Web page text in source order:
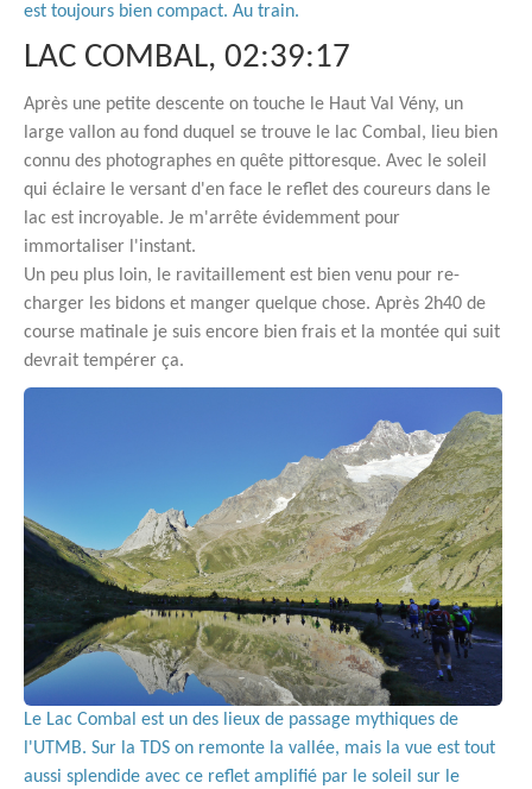
est toujours bien compact. Au train.
LAC COMBAL, 02:39:17
Après une petite descente on touche le Haut Val Vény, un
large vallon au fond duquel se trouve le lac Combal, lieu bien
connu des photographes en quête pittoresque. Avec le soleil
qui éclaire le versant d'en face le reflet des coureurs dans le
lac est incroyable. Je m'arrête évidemment pour
immortaliser l'instant.
Un peu plus loin, le ravitaillement est bien venu pour re-
charger les bidons et manger quelque chose. Après 2h40 de
course matinale je suis encore bien frais et la montée qui suit
devrait tempérer ça.
Le Lac Combal est un des lieux de passage mythiques de
l'UTMB. Sur la TDS on remonte la vallée, mais la vue est tout
aussi splendide avec ce reflet amplifié par le soleil sur le